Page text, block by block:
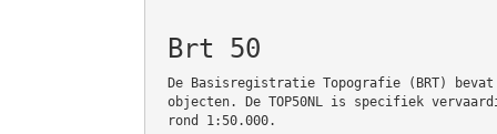
Brt 50
De Basisregistratie Topografie (BRT)
objecten. De TOP50NL is specifiek
rond 1:50.000.